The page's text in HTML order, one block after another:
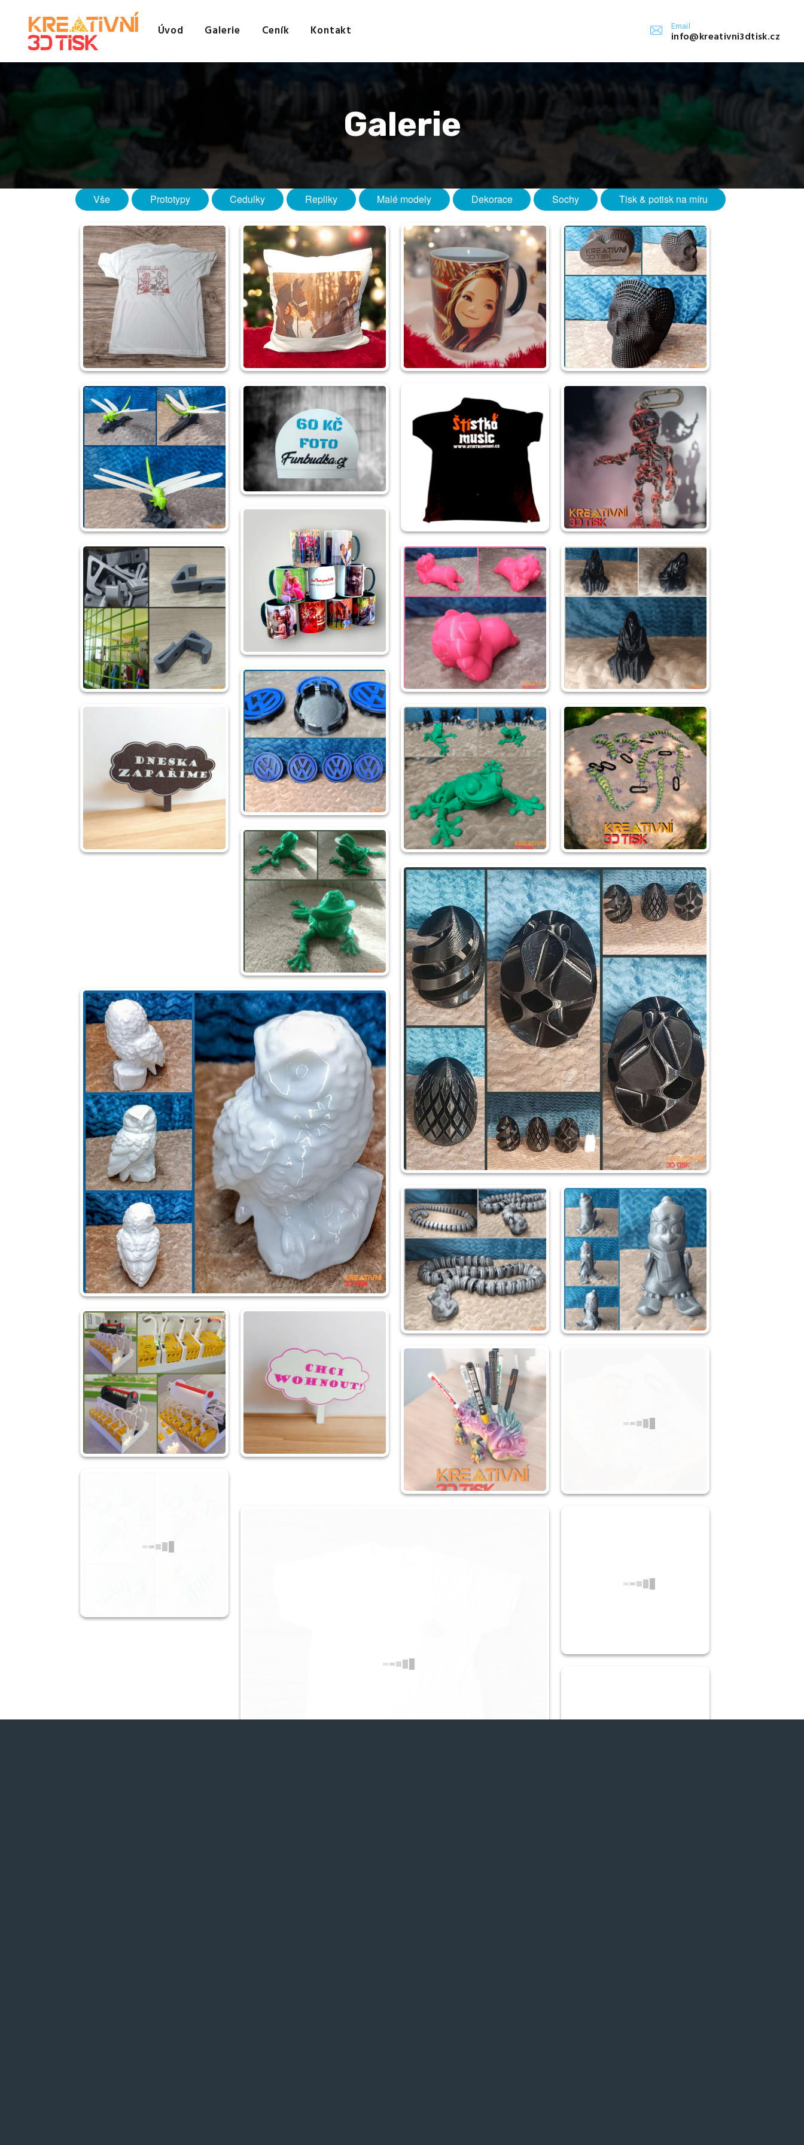
Úvod Galerie Ceník Kontakt Email
info@kreativni3dtisk.cz
Galerie
Galerie
Vše Prototypy Cedulky Repliky Malé modely Dekorace Sochy Tisk & potisk na míru